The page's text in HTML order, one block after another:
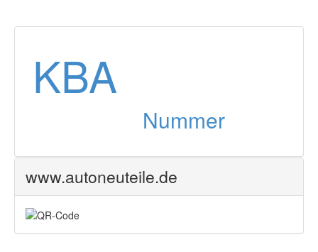
KBA
Nummer
www.autoneuteile.de